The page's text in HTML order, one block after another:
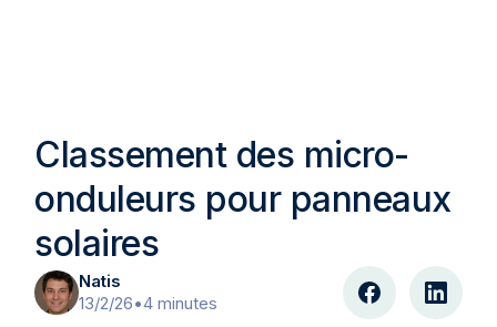
Classement des micro-
onduleurs pour panneaux
solaires
Natis
13/2/26•4 minutes